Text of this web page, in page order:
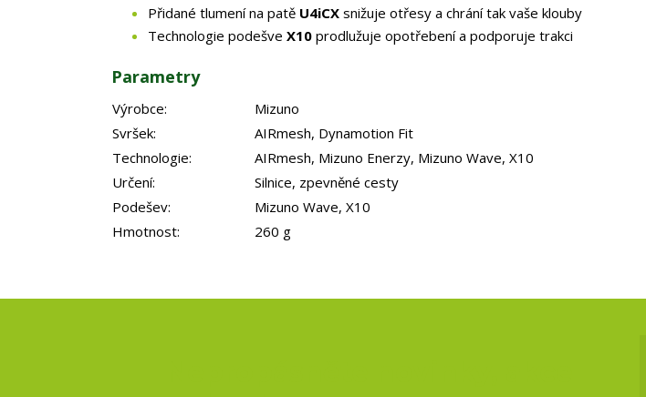
Přidané tlumení na patě U4iCX snižuje otřesy a chrání tak vaše klouby
Technologie podešve X10 prodlužuje opotřebení a podporuje trakci
Parametry
Výrobce:
Mizuno
Svršek:
AIRmesh, Dynamotion Fit
Technologie:
AIRmesh, Mizuno Enerzy, Mizuno Wave, X10
Určení:
Silnice, zpevněné cesty
Podešev:
Mizuno Wave, X10
Hmotnost:
260 g